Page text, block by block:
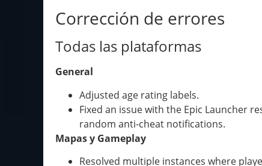
Corrección de errores
Todas las plataformas
General
Adjusted age rating labels.
Fixed an issue with the Epic Launcher
random anti-cheat notifications.
Mapas y Gameplay
Resolved multiple instances where